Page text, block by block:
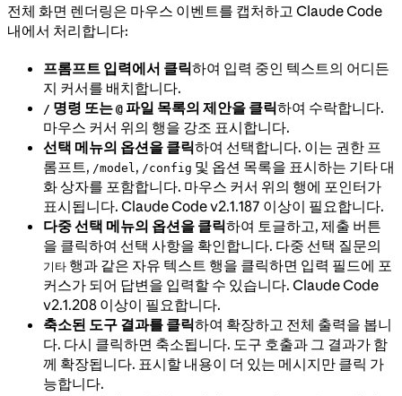
전체 화면 렌더링은 마우스 이벤트를 캡처하고 Claude Code
내에서 처리합니다:
프롬프트 입력에서 클릭하여 입력 중인 텍스트의 어디든
지 커서를 배치합니다.
/ 명령 또는 @ 파일 목록의 제안을 클릭하여 수락합니다.
마우스 커서 위의 행을 강조 표시합니다.
선택 메뉴의 옵션을 클릭하여 선택합니다. 이는 권한 프
롬프트, /model , /config 및 옵션 목록을 표시하는 기타 대
화 상자를 포함합니다. 마우스 커서 위의 행에 포인터가
표시됩니다. Claude Code v2.1.187 이상이 필요합니다.
다중 선택 메뉴의 옵션을 클릭하여 토글하고, 제출 버튼
을 클릭하여 선택 사항을 확인합니다. 다중 선택 질문의
기타 행과 같은 자유 텍스트 행을 클릭하면 입력 필드에 포
커스가 되어 답변을 입력할 수 있습니다. Claude Code
v2.1.208 이상이 필요합니다.
축소된 도구 결과를 클릭하여 확장하고 전체 출력을 봅니
다. 다시 클릭하면 축소됩니다. 도구 호출과 그 결과가 함
께 확장됩니다. 표시할 내용이 더 있는 메시지만 클릭 가
능합니다.